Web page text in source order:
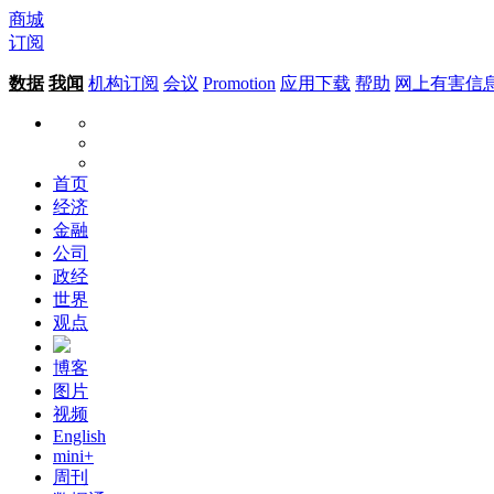
商城
订阅
数据 我闻 机构订阅 会议 Promotion 应用下载 帮助 网上有害信
首页
经济
金融
公司
政经
世界
观点
博客
图片
视频
English
mini+
周刊